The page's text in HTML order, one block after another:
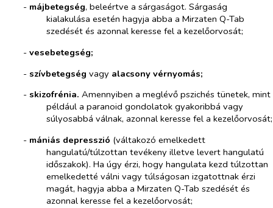
-​ májbetegség, beleértve a sárgaságot. Sárgaság
kialakulása esetén hagyja abba a Mirzaten Q-Tab
szedését és azonnal keresse fel a kezelőorvosát;
-​ vesebetegség;
-​ szívbetegség vagy alacsony vérnyomás;
-​ skizofrénia. Amennyiben a meglévő pszichés tünetek, mint
például a paranoid gondolatok gyakoribbá vagy
súlyosabbá válnak, azonnal keresse fel a kezelőorvosát;
-​ mániás depresszió (váltakozó emelkedett
hangulatú/túlzottan tevékeny illetve levert hangulatú
időszakok). Ha úgy érzi, hogy hangulata kezd túlzottan
emelkedetté válni vagy túlságosan izgatottnak érzi
magát, hagyja abba a Mirzaten Q-Tab szedését és
azonnal keresse fel a kezelőorvosát;